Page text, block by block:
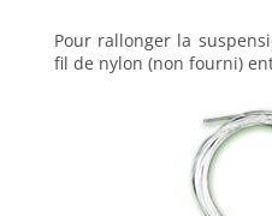
Pour rallonger la
fil de nylon (non fourni)